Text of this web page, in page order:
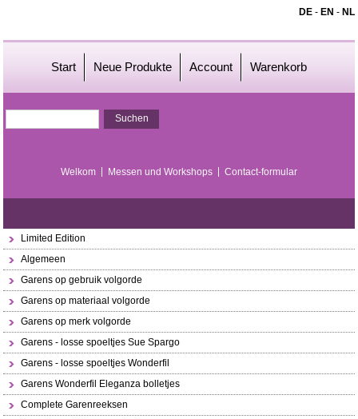
DE- EN - NL
Start Neue Produkte Account Warenkorb
Welkom Messen und Workshops Contact-formular
Limited Edition
Algemeen
Garens op gebruik volgorde
Garens op materiaal volgorde
Garens op merk volgorde
Garens - losse spoeltjes Sue Spargo
Garens - losse spoeltjes Wonderfil
Garens Wonderfil Eleganza bolletjes
Complete Garenreeksen